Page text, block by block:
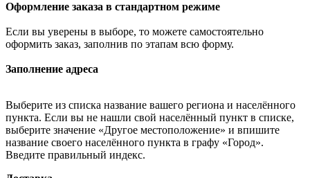
Оформление заказа в стандартном режиме
Если вы уверены в выборе, то можете самостоятельно
оформить заказ, заполнив по этапам всю форму.
Заполнение адреса
Выберите из списка название вашего региона и населённого
пункта. Если вы не нашли свой населённый пункт в списке,
выберите значение «Другое местоположение» и впишите
название своего населённого пункта в графу «Город».
Введите правильный индекс.